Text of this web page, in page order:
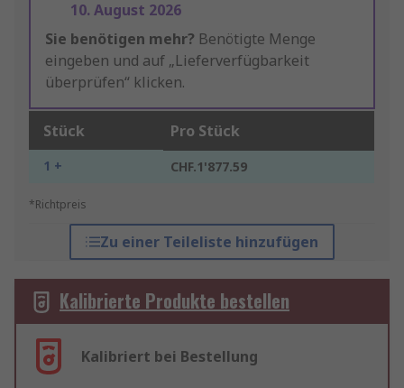
10. August 2026
Sie benötigen mehr? Benötigte Menge
eingeben und auf „Lieferverfügbarkeit
überprüfen“ klicken.
Stück Pro Stück
1 + CHF.1'877.59
*Richtpreis
Zu einer Teileliste hinzufügen
Kalibrierte Produkte bestellen
Kalibriert bei Bestellung